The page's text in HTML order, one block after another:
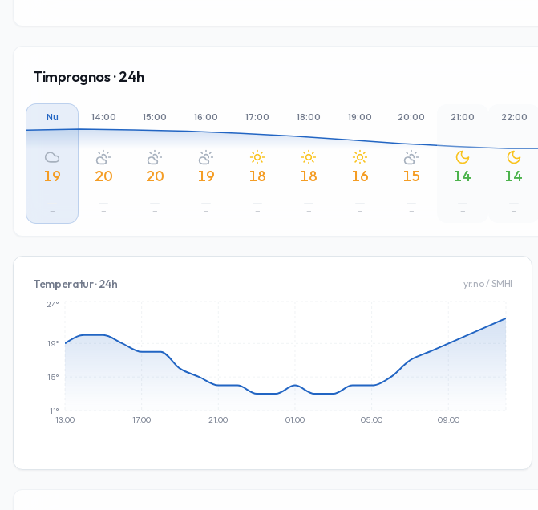
Timprognos · 24h
Nu
19
–
14:00
20
–
15:00
20
–
16:00
19
–
17:00
18
–
18:00
18
–
19:00
16
–
20:00
15
–
21:00
14
–
22:00
14
–
Temperatur · 24h yr.no / SMHI
13:00 17:00 21:00 01:00 05:00 09:00
11°
15°
19°
24°